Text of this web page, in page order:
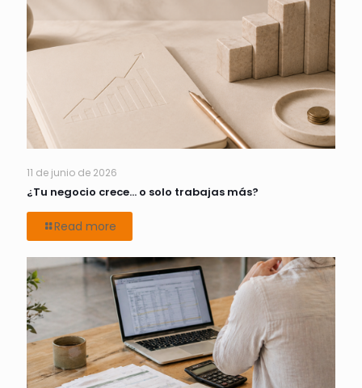
11 de junio de 2026
¿Tu negocio crece… o solo trabajas más?
Read more